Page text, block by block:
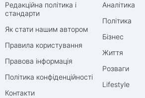
Редакційна політика і
стандарти
Як стати нашим автором
Правила користування
Правова інформація
Політика конфіденційності
Контакти
Аналітика
Політика
Бізнес
Життя
Розваги
Lifestyle